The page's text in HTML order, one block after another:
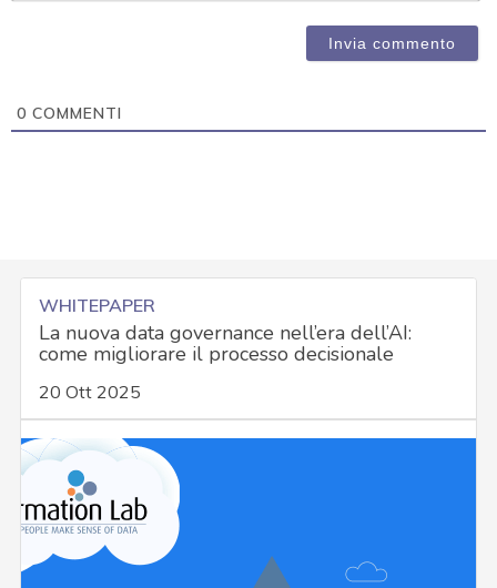
0 COMMENTI
WHITEPAPER
La nuova data governance nell’era dell’AI:
come migliorare il processo decisionale
20 Ott 2025